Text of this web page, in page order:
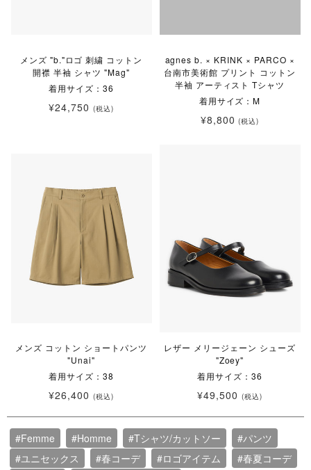
メンズ "b."ロゴ 刺繍 コットン
開襟 半袖 シャツ "Mag"
着用サイズ：36
¥24,750 (税込)
agnes b. × KRINK × PARCO ×
台南市美術館 プリント コットン
半袖 アーティスト Tシャツ
着用サイズ：M
¥8,800(税込)
メンズ コットン ショートパンツ
"Unai"
着用サイズ：38
¥26,400 (税込)
レザー メリージェーン シューズ
"Zoey"
着用サイズ：36
¥49,500 (税込)
#Femme #Homme #Tシャツ/カットソー
#パンツ
#ユニセックス
#春コーデ #ロゴアイテム
#春夏コーデ